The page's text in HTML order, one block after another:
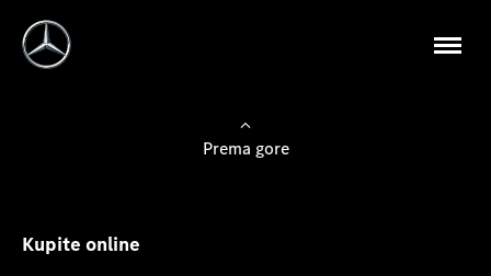
Prema gore
Kupite online